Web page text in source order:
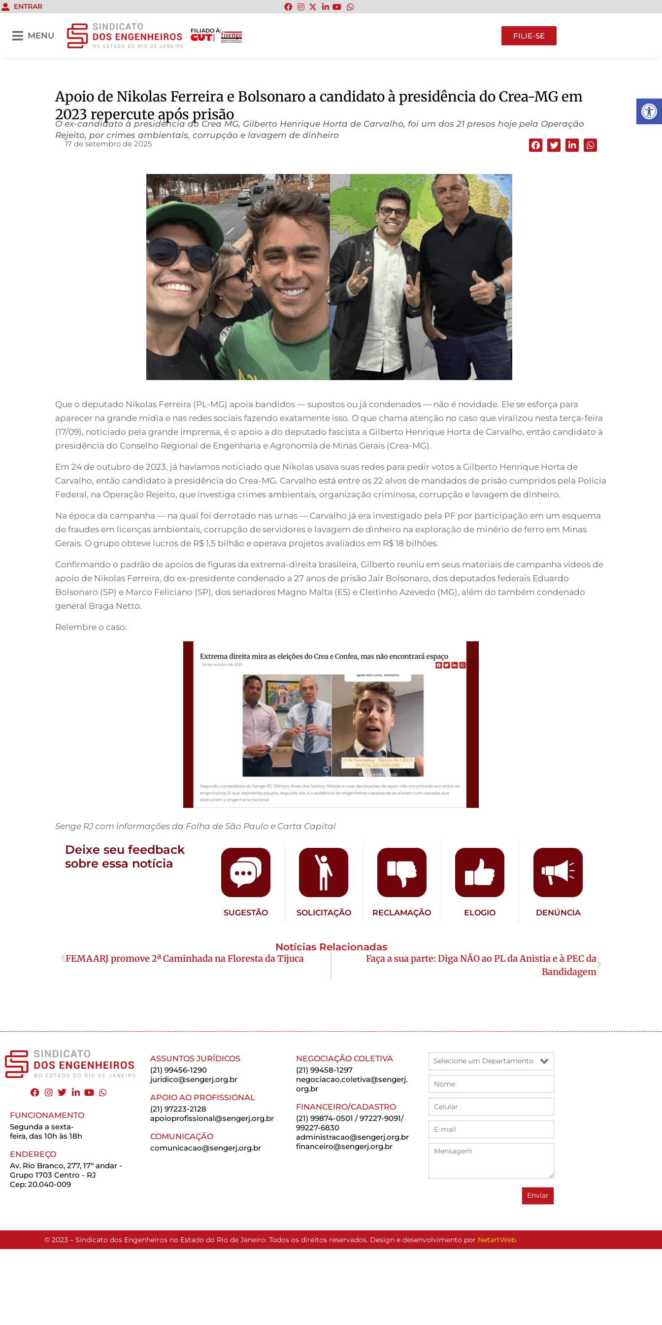
Abrir
ENTRAR
MENU
FILIADO À:
FILIE-SE
Apoio de Nikolas Ferreira e Bolsonaro a candidato à presidência do Crea-MG em
2023 repercute após prisão
O ex-candidato à presidência do Crea MG, Gilberto Henrique Horta de Carvalho, foi um dos 21 presos hoje pela Operação
Rejeito, por crimes ambientais, corrupção e lavagem de dinheiro
17 de setembro de 2025
Que o deputado Nikolas Ferreira (PL-MG) apoia bandidos — supostos ou já condenados — não é novidade. Ele se esforça para
aparecer na grande mídia e nas redes sociais fazendo exatamente isso. O que chama atenção no caso que viralizou nesta terça-feira
(17/09), noticiado pela grande imprensa, é o apoio a do deputado fascista a Gilberto Henrique Horta de Carvalho, então candidato à
presidência do Conselho Regional de Engenharia e Agronomia de Minas Gerais (Crea-MG).
Em 24 de outubro de 2023, já havíamos noticiado que Nikolas usava suas redes para pedir votos a Gilberto Henrique Horta de
Carvalho, então candidato à presidência do Crea-MG. Carvalho está entre os 22 alvos de mandados de prisão cumpridos pela Polícia
Federal, na Operação Rejeito, que investiga crimes ambientais, organização criminosa, corrupção e lavagem de dinheiro.
Na época da campanha — na qual foi derrotado nas urnas — Carvalho já era investigado pela PF por participação em um esquema
de fraudes em licenças ambientais, corrupção de servidores e lavagem de dinheiro na exploração de minério de ferro em Minas
Gerais. O grupo obteve lucros de R$ 1,5 bilhão e operava projetos avaliados em R$ 18 bilhões.
Confirmando o padrão de apoios de figuras da extrema-direita brasileira, Gilberto reuniu em seus materiais de campanha vídeos de
apoio de Nikolas Ferreira, do ex-presidente condenado a 27 anos de prisão Jair Bolsonaro, dos deputados federais Eduardo
Bolsonaro (SP) e Marco Feliciano (SP), dos senadores Magno Malta (ES) e Cleitinho Azevedo (MG), além do também condenado
general Braga Netto.
Relembre o caso:
Senge RJ com informações da Folha de São Paulo e Carta Capital
Deixe seu feedback
sobre essa notícia
SUGESTÃO SOLICITAÇÃO RECLAMAÇÃO ELOGIO DENÚNCIA
Notícias Relacionadas
FEMAARJ promove 2ª Caminhada na Floresta da Tijuca
Faça a sua parte: Diga NÃO ao PL da Anistia e à PEC da
Bandidagem
FUNCIONAMENTO
Segunda a sexta-
feira, das 10h às 18h
ENDEREÇO
Av. Rio Branco, 277, 17º andar -
Grupo 1703 Centro - RJ
Cep: 20.040-009
ASSUNTOS JURÍDICOS
(21) 99456-1290
juridico@sengerj.org.br
APOIO AO PROFISSIONAL
(21) 97223-2128
apoioprofissional@sengerj.org.br
COMUNICAÇÃO
comunicacao@sengerj.org.br
NEGOCIAÇÃO COLETIVA
(21) 99458-1297
negociacao.coletiva@sengerj.
org.br
FINANCEIRO/CADASTRO
(21) 99874-0501 / 97227-9091/
99227-6830
administracao@sengerj.org.br
financeiro@sengerj.org.br
© 2023 – Sindicato dos Engenheiros no Estado do Rio de Janeiro. Todos os direitos reservados. Design e desenvolvimento por NetartWeb.